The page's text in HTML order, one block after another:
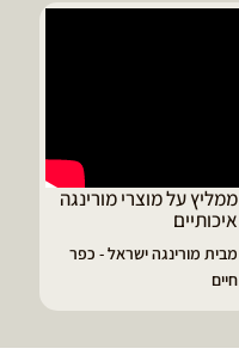
ממליץ על מוצרי מורינגה
איכותיים
מבית מורינגה ישראל - כפר
חיים